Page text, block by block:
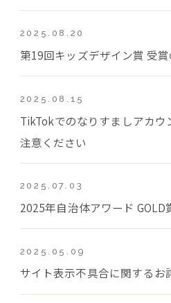
2025.08.20
第19回キッズデザイン賞 受
2025.08.15
TikTokでのなりすましアカ
注意ください
2025.07.03
2025年自治体アワード GOLD
2025.05.09
サイト表示不具合に関するお